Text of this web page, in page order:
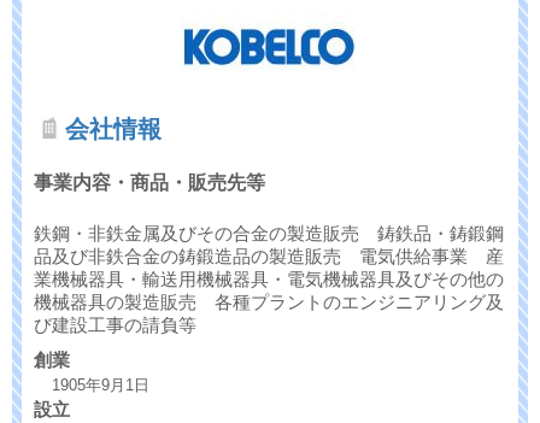
会社情報
事業内容・商品・販売先等
鉄鋼・非鉄金属及びその合金の製造販売 鋳鉄品・鋳鍛鋼
品及び非鉄合金の鋳鍛造品の製造販売 電気供給事業 産
業機械器具・輸送用機械器具・電気機械器具及びその他の
機械器具の製造販売 各種プラントのエンジニアリング及
び建設工事の請負等
創業
1905年9月1日
設立